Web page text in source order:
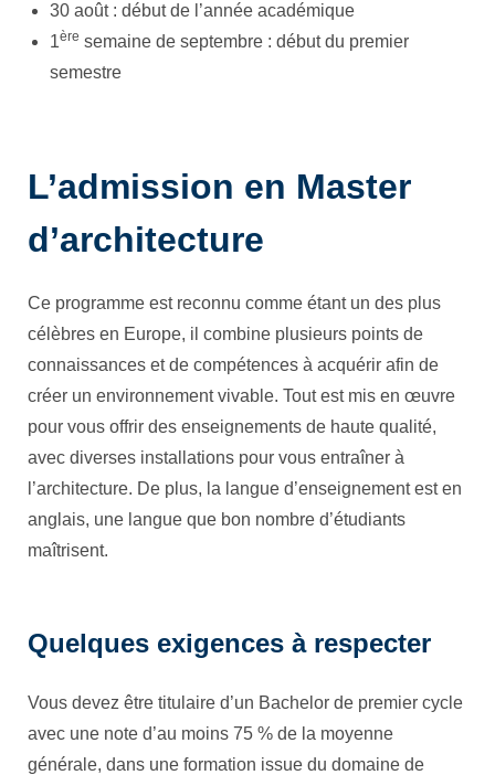
30 août : début de l’année académique
1ère semaine de septembre : début du premier
semestre
L’admission en Master
d’architecture
Ce programme est reconnu comme étant un des plus
célèbres en Europe, il combine plusieurs points de
connaissances et de compétences à acquérir afin de
créer un environnement vivable. Tout est mis en œuvre
pour vous offrir des enseignements de haute qualité,
avec diverses installations pour vous entraîner à
l’architecture. De plus, la langue d’enseignement est en
anglais, une langue que bon nombre d’étudiants
maîtrisent.
Quelques exigences à respecter
Vous devez être titulaire d’un Bachelor de premier cycle
avec une note d’au moins 75 % de la moyenne
générale, dans une formation issue du domaine de